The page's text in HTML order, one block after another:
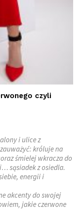
czyli
i ulice z
króluje na
śmielej wkracza do
sąsiadek z osiedla.
energii i
akcenty do swojej
jakie czerwone